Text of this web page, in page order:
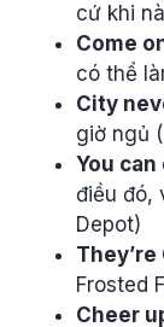
cứ khi
Come
có thể
City
giờ ngủ
You can
điều đó,
Depot)
Frosted
Cheer